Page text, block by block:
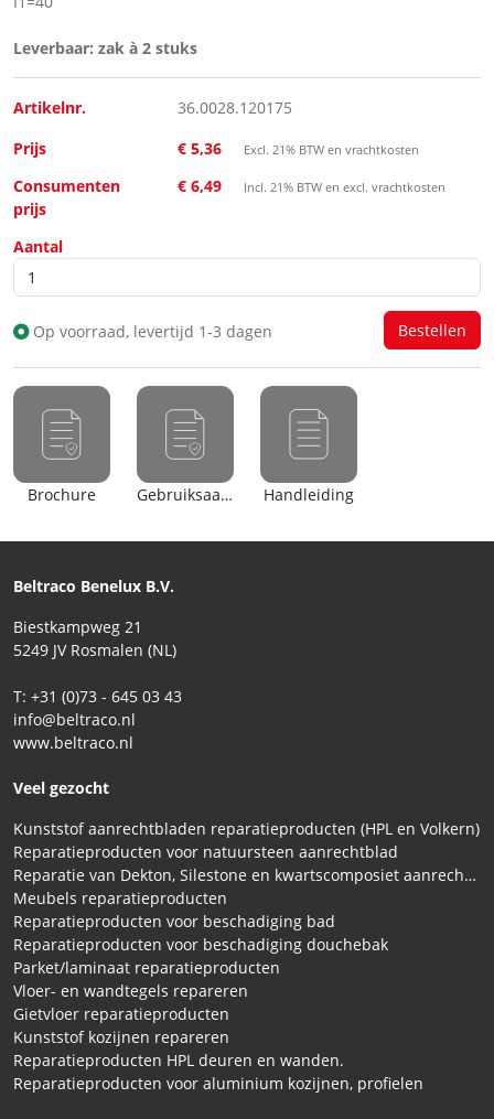
Leverbaar: zak à 2 stuks
Artikelnr.
36.0028.120175
Prijs
€ 5,36 Excl. 21% BTW en vrachtkosten
Consumenten
prijs
€ 6,49 Incl. 21% BTW en excl. vrachtkosten
Aantal
Op voorraad, levertijd 1-3 dagen
Brochure Gebruiksaanwijzing Handleiding
Beltraco Benelux B.V.
Biestkampweg 21
5249 JV Rosmalen (NL)
T: +31 (0)73 - 645 03 43
info@beltraco.nl
www.beltraco.nl
Veel gezocht
Kunststof aanrechtbladen reparatieproducten (HPL en Volkern)
Reparatieproducten voor natuursteen aanrechtblad
Reparatie van Dekton, Silestone en kwartscomposiet aanrechtbladen
Meubels reparatieproducten
Reparatieproducten voor beschadiging bad
Reparatieproducten voor beschadiging douchebak
Parket/laminaat reparatieproducten
Vloer- en wandtegels repareren
Gietvloer reparatieproducten
Kunststof kozijnen repareren
Reparatieproducten HPL deuren en wanden.
Reparatieproducten voor aluminium kozijnen, profielen